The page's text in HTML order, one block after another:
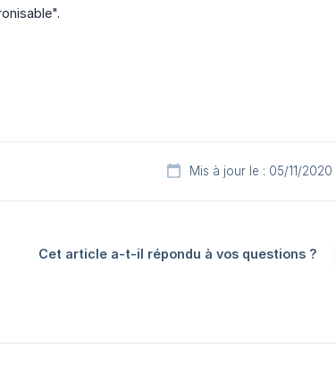
Mis à jour le : 05/11/2020
Cet article a-t-il répondu à vos questions ?